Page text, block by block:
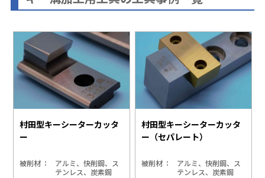
村田型キーシーターカッタ
ー
被削材
アルミ、快削鋼、ス
テンレス、炭素鋼
村田型キーシーターカッタ
ー（セパレート）
被削材
アルミ、快削鋼、ス
テンレス、炭素鋼